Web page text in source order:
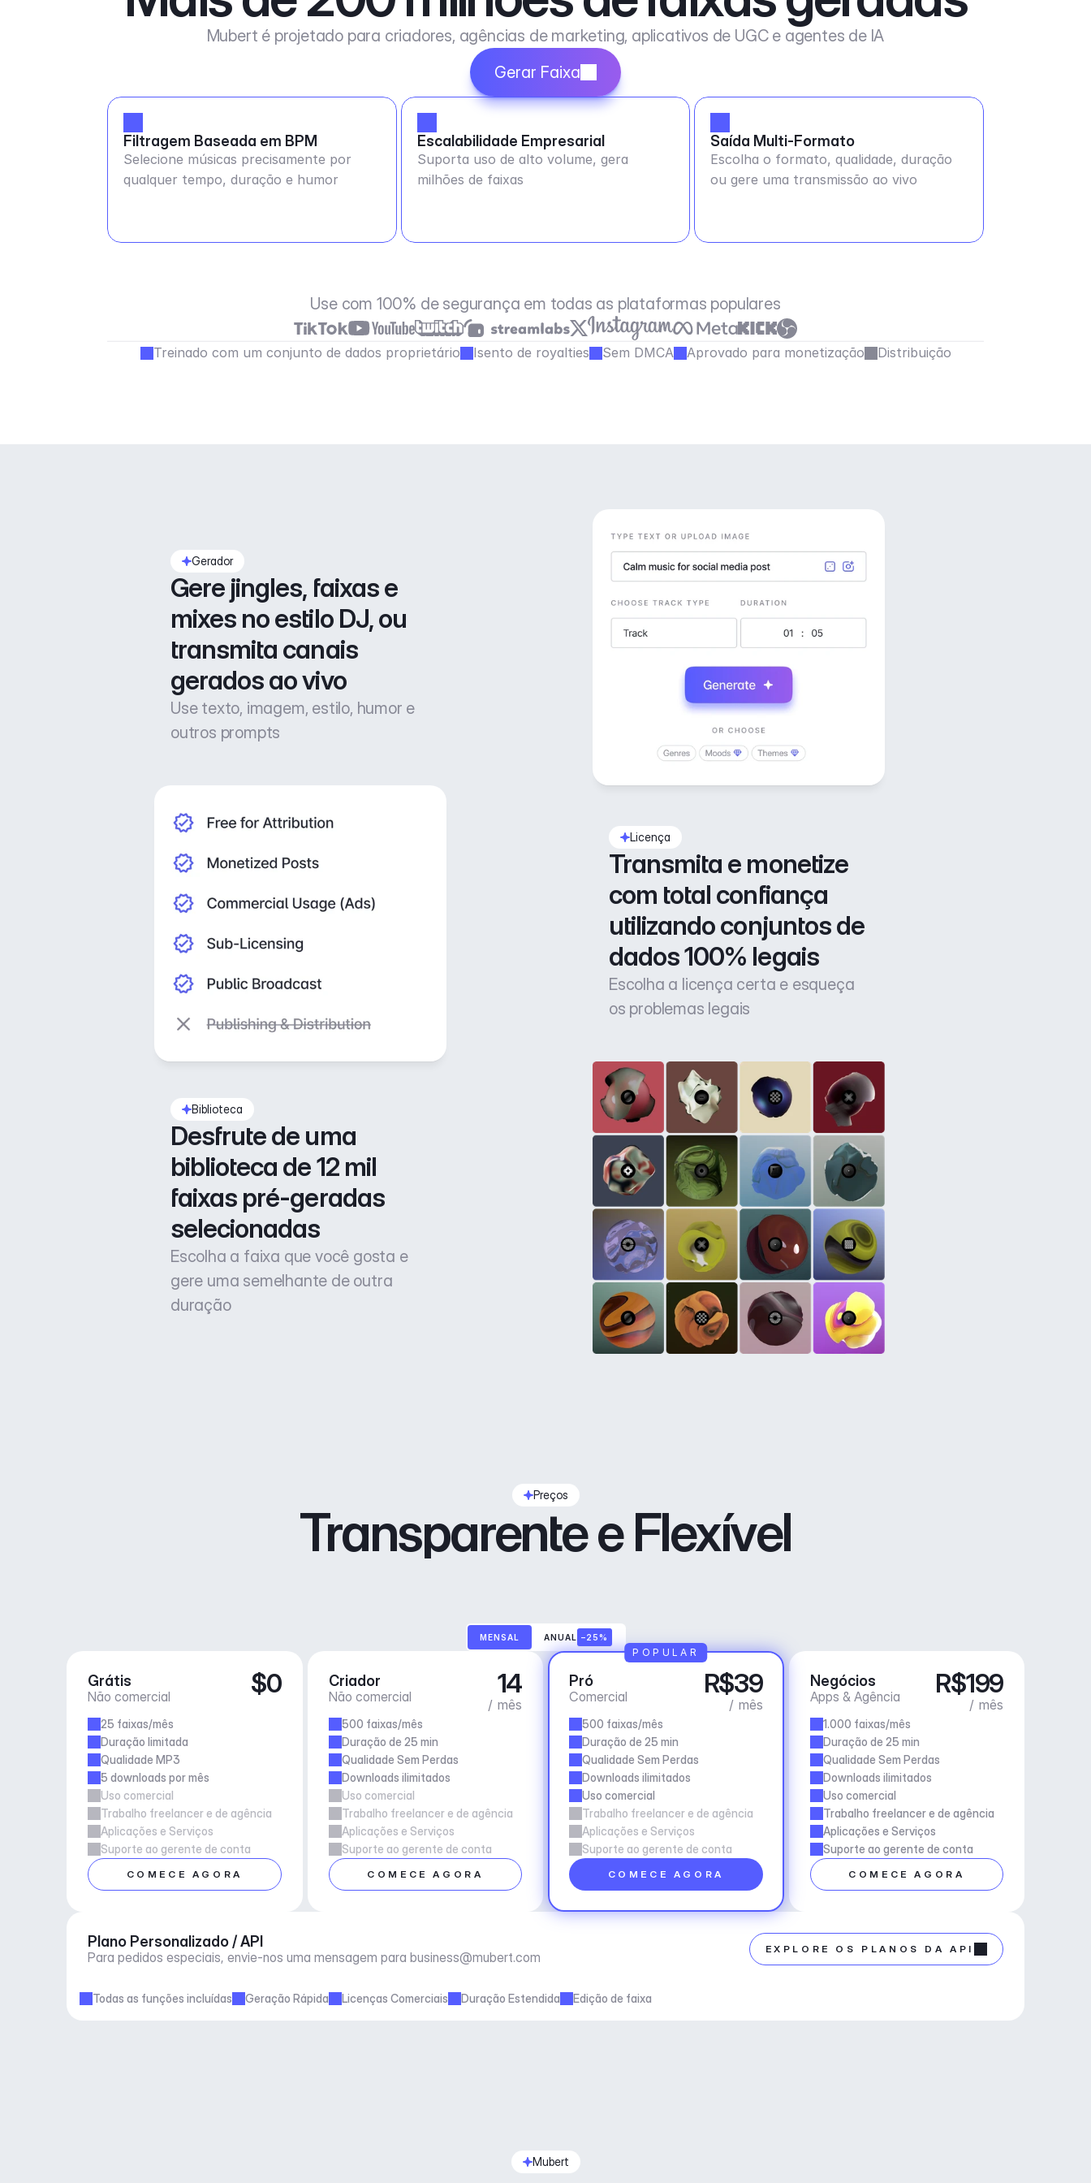
Mubert é projetado para criadores, agências de marketing, aplicativos de UGC e agentes de IA
Gerar Faixa
Filtragem Baseada em BPM
Selecione músicas precisamente por
qualquer tempo, duração e humor
Escalabilidade Empresarial
Suporta uso de alto volume, gera
milhões de faixas
Saída Multi-Formato
Escolha o formato, qualidade, duração
ou gere uma transmissão ao vivo
Use com 100% de segurança em todas as plataformas populares
Treinado com um conjunto de dados proprietário Isento de royalties Sem DMCA Aprovado para monetização Distribuição
Gerador
Gere jingles, faixas e
mixes no estilo DJ, ou
transmita canais
gerados ao vivo
Use texto, imagem, estilo, humor e
outros prompts
Licença
Transmita e monetize
com total confiança
utilizando conjuntos de
dados 100% legais
Escolha a licença certa e esqueça
os problemas legais
Biblioteca
Desfrute de uma
biblioteca de 12 mil
faixas pré-geradas
selecionadas
Escolha a faixa que você gosta e
gere uma semelhante de outra
duração
Preços
Transparente e Flexível
MENSAL ANUAL –25%
Grátis
Não comercial $0
25 faixas/mês
Duração limitada
Qualidade MP3
5 downloads por mês
Uso comercial
Trabalho freelancer e de agência
Aplicações e Serviços
Suporte ao gerente de conta
COMECE AGORA
Criador
Não comercial 14
/ mês
500 faixas/mês
Duração de 25 min
Qualidade Sem Perdas
Downloads ilimitados
Uso comercial
Trabalho freelancer e de agência
Aplicações e Serviços
Suporte ao gerente de conta
COMECE AGORA
Pró
Comercial R$39
/ mês
500 faixas/mês
Duração de 25 min
Qualidade Sem Perdas
Downloads ilimitados
Uso comercial
Trabalho freelancer e de agência
Aplicações e Serviços
Suporte ao gerente de conta
COMECE AGORA
POPULAR
Negócios
Apps & Agência R$199
/ mês
1.000 faixas/mês
Duração de 25 min
Qualidade Sem Perdas
Downloads ilimitados
Uso comercial
Trabalho freelancer e de agência
Aplicações e Serviços
Suporte ao gerente de conta
COMECE AGORA
Plano Personalizado / API
Para pedidos especiais, envie-nos uma mensagem para business@mubert.com
EXPLORE OS PLANOS DA API
Todas as funções incluídas Geração Rápida Licenças Comerciais Duração Estendida Edição de faixa
Mubert